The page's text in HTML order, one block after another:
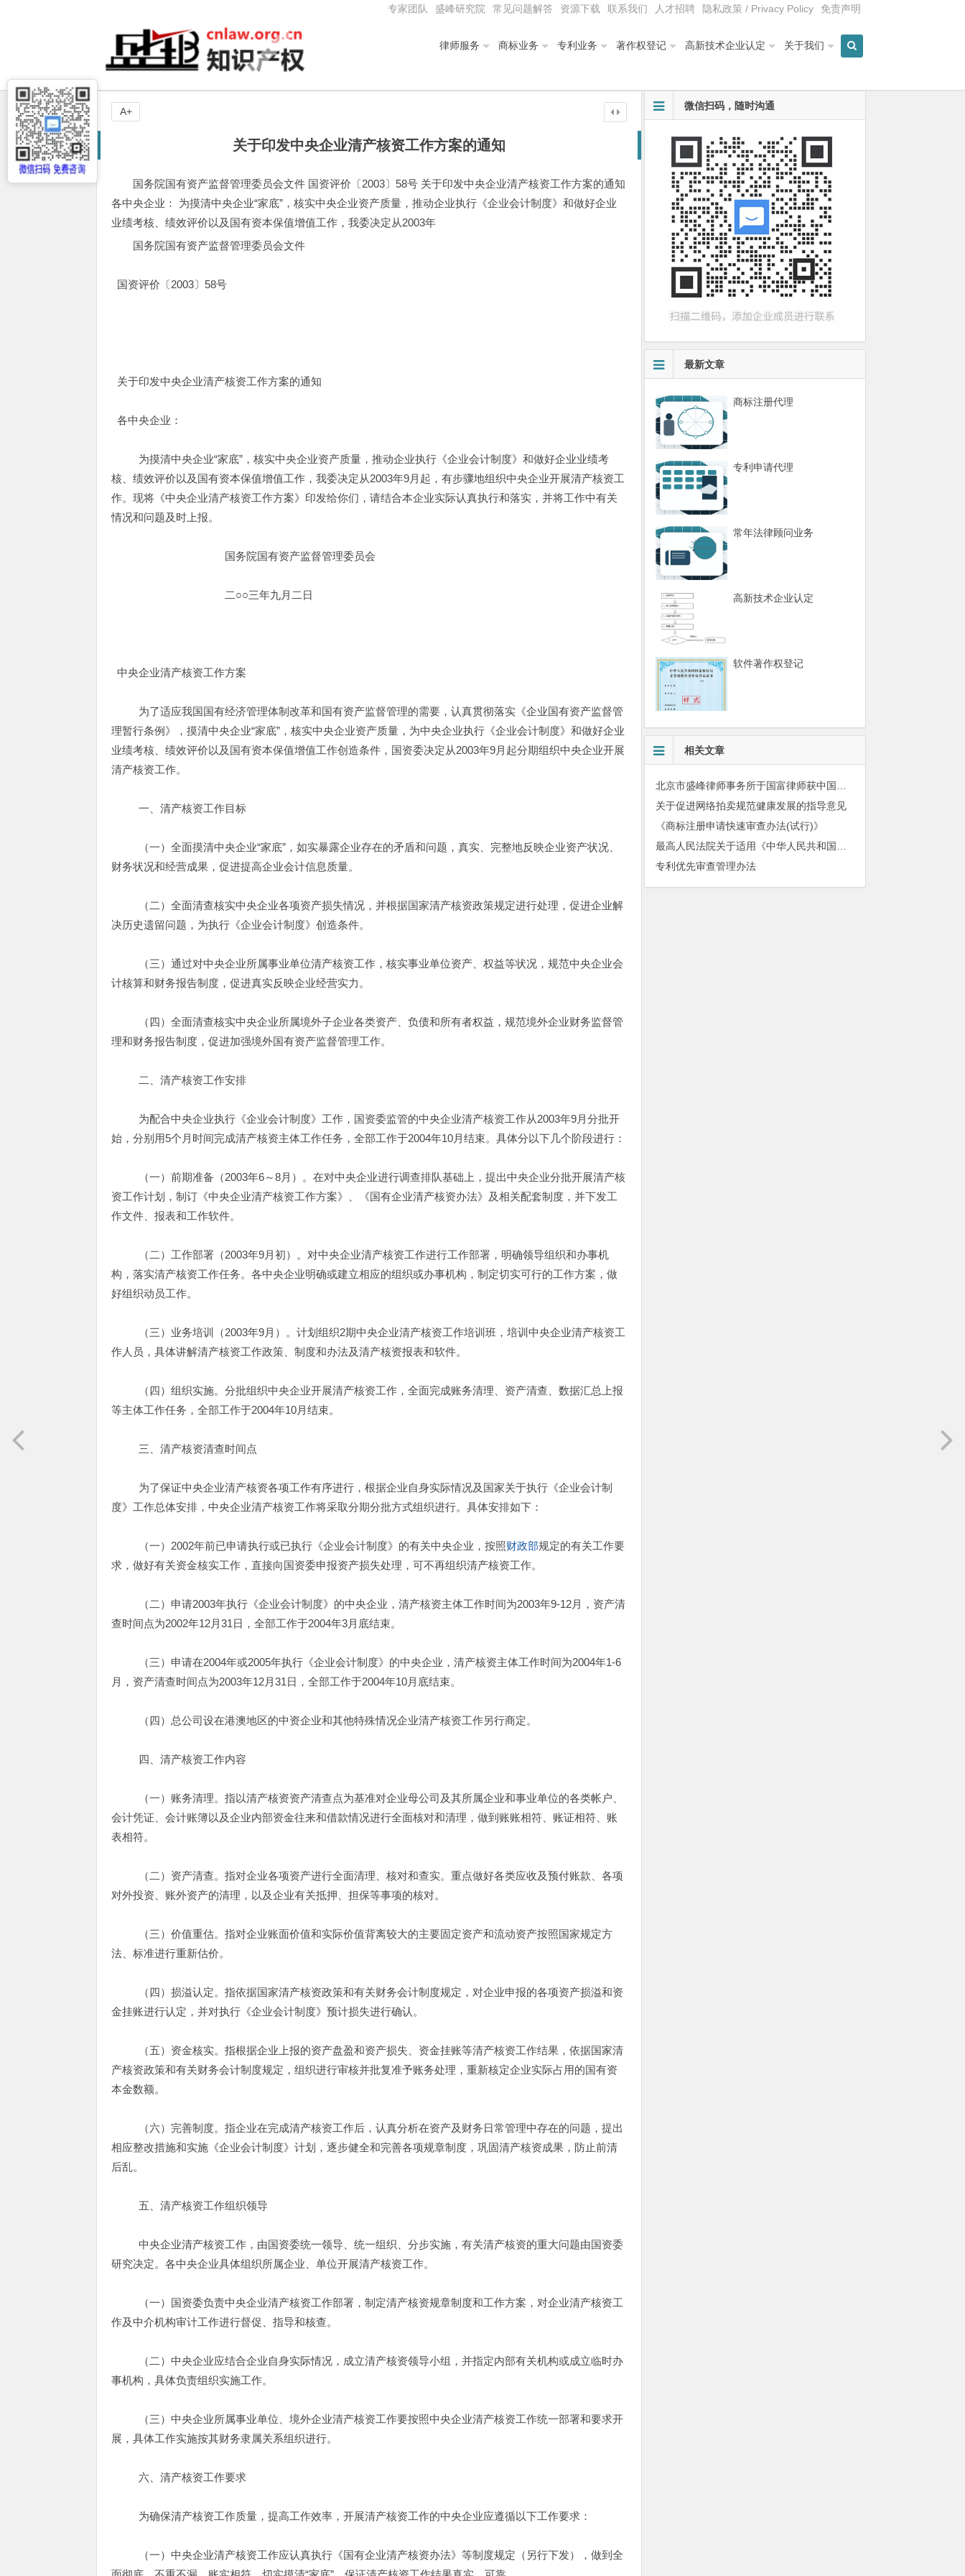
专家团队 盛峰研究院 常见问题解答 资源下载 联系我们 人才招聘 隐私政策 / Privacy Policy 免责声明
律师服务 商标业务 专利业务 著作权登记 高新技术企业认定 关于我们
关于印发中央企业清产核资工作方案的通知
国务院国有资产监督管理委员会文件 国资评价〔2003〕58号 关于印发中央企业清产核资工作方案的通知
各中央企业： 为摸清中央企业“家底”，核实中央企业资产质量，推动企业执行《企业会计制度》和做好企业
业绩考核、绩效评价以及国有资本保值增值工作，我委决定从2003年
国务院国有资产监督管理委员会文件
国资评价〔2003〕58号
关于印发中央企业清产核资工作方案的通知
各中央企业：
为摸清中央企业“家底”，核实中央企业资产质量，推动企业执行《企业会计制度》和做好企业业绩考
核、绩效评价以及国有资本保值增值工作，我委决定从2003年9月起，有步骤地组织中央企业开展清产核资工
作。现将《中央企业清产核资工作方案》印发给你们，请结合本企业实际认真执行和落实，并将工作中有关
情况和问题及时上报。
国务院国有资产监督管理委员会
二○○三年九月二日
中央企业清产核资工作方案
为了适应我国国有经济管理体制改革和国有资产监督管理的需要，认真贯彻落实《企业国有资产监督管
理暂行条例》，摸清中央企业“家底”，核实中央企业资产质量，为中央企业执行《企业会计制度》和做好企业
业绩考核、绩效评价以及国有资本保值增值工作创造条件，国资委决定从2003年9月起分期组织中央企业开展
清产核资工作。
一、清产核资工作目标
（一）全面摸清中央企业“家底”，如实暴露企业存在的矛盾和问题，真实、完整地反映企业资产状况、
财务状况和经营成果，促进提高企业会计信息质量。
（二）全面清查核实中央企业各项资产损失情况，并根据国家清产核资政策规定进行处理，促进企业解
决历史遗留问题，为执行《企业会计制度》创造条件。
（三）通过对中央企业所属事业单位清产核资工作，核实事业单位资产、权益等状况，规范中央企业会
计核算和财务报告制度，促进真实反映企业经营实力。
（四）全面清查核实中央企业所属境外子企业各类资产、负债和所有者权益，规范境外企业财务监督管
理和财务报告制度，促进加强境外国有资产监督管理工作。
二、清产核资工作安排
为配合中央企业执行《企业会计制度》工作，国资委监管的中央企业清产核资工作从2003年9月分批开
始，分别用5个月时间完成清产核资主体工作任务，全部工作于2004年10月结束。具体分以下几个阶段进行：
（一）前期准备（2003年6～8月）。在对中央企业进行调查排队基础上，提出中央企业分批开展清产核
资工作计划，制订《中央企业清产核资工作方案》、《国有企业清产核资办法》及相关配套制度，并下发工
作文件、报表和工作软件。
（二）工作部署（2003年9月初）。对中央企业清产核资工作进行工作部署，明确领导组织和办事机
构，落实清产核资工作任务。各中央企业明确或建立相应的组织或办事机构，制定切实可行的工作方案，做
好组织动员工作。
（三）业务培训（2003年9月）。计划组织2期中央企业清产核资工作培训班，培训中央企业清产核资工
作人员，具体讲解清产核资工作政策、制度和办法及清产核资报表和软件。
（四）组织实施。分批组织中央企业开展清产核资工作，全面完成账务清理、资产清查、数据汇总上报
等主体工作任务，全部工作于2004年10月结束。
三、清产核资清查时间点
为了保证中央企业清产核资各项工作有序进行，根据企业自身实际情况及国家关于执行《企业会计制
度》工作总体安排，中央企业清产核资工作将采取分期分批方式组织进行。具体安排如下：
（一）2002年前已申请执行或已执行《企业会计制度》的有关中央企业，按照财政部规定的有关工作要
求，做好有关资金核实工作，直接向国资委申报资产损失处理，可不再组织清产核资工作。
（二）申请2003年执行《企业会计制度》的中央企业，清产核资主体工作时间为2003年9-12月，资产清
查时间点为2002年12月31日，全部工作于2004年3月底结束。
（三）申请在2004年或2005年执行《企业会计制度》的中央企业，清产核资主体工作时间为2004年1-6
月，资产清查时间点为2003年12月31日，全部工作于2004年10月底结束。
（四）总公司设在港澳地区的中资企业和其他特殊情况企业清产核资工作另行商定。
四、清产核资工作内容
（一）账务清理。指以清产核资资产清查点为基准对企业母公司及其所属企业和事业单位的各类帐户、
会计凭证、会计账簿以及企业内部资金往来和借款情况进行全面核对和清理，做到账账相符、账证相符、账
表相符。
（二）资产清查。指对企业各项资产进行全面清理、核对和查实。重点做好各类应收及预付账款、各项
对外投资、账外资产的清理，以及企业有关抵押、担保等事项的核对。
（三）价值重估。指对企业账面价值和实际价值背离较大的主要固定资产和流动资产按照国家规定方
法、标准进行重新估价。
（四）损溢认定。指依据国家清产核资政策和有关财务会计制度规定，对企业申报的各项资产损溢和资
金挂账进行认定，并对执行《企业会计制度》预计损失进行确认。
（五）资金核实。指根据企业上报的资产盘盈和资产损失、资金挂账等清产核资工作结果，依据国家清
产核资政策和有关财务会计制度规定，组织进行审核并批复准予账务处理，重新核定企业实际占用的国有资
本金数额。
（六）完善制度。指企业在完成清产核资工作后，认真分析在资产及财务日常管理中存在的问题，提出
相应整改措施和实施《企业会计制度》计划，逐步健全和完善各项规章制度，巩固清产核资成果，防止前清
后乱。
五、清产核资工作组织领导
中央企业清产核资工作，由国资委统一领导、统一组织、分步实施，有关清产核资的重大问题由国资委
研究决定。各中央企业具体组织所属企业、单位开展清产核资工作。
（一）国资委负责中央企业清产核资工作部署，制定清产核资规章制度和工作方案，对企业清产核资工
作及中介机构审计工作进行督促、指导和核查。
（二）中央企业应结合企业自身实际情况，成立清产核资领导小组，并指定内部有关机构或成立临时办
事机构，具体负责组织实施工作。
（三）中央企业所属事业单位、境外企业清产核资工作要按照中央企业清产核资工作统一部署和要求开
展，具体工作实施按其财务隶属关系组织进行。
六、清产核资工作要求
为确保清产核资工作质量，提高工作效率，开展清产核资工作的中央企业应遵循以下工作要求：
（一）中央企业清产核资工作应认真执行《国有企业清产核资办法》等制度规定（另行下发），做到全
A+ 微信扫码，随时沟通
最新文章
商标注册代理
专利申请代理
常年法律顾问业务
高新技术企业认定
软件著作权登记
相关文章
关于促进网络拍卖规范健康发展的指导意见
《商标注册申请快速审查办法(试行)》
专利优先审查管理办法